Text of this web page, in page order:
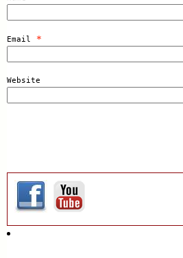
Email *
Website